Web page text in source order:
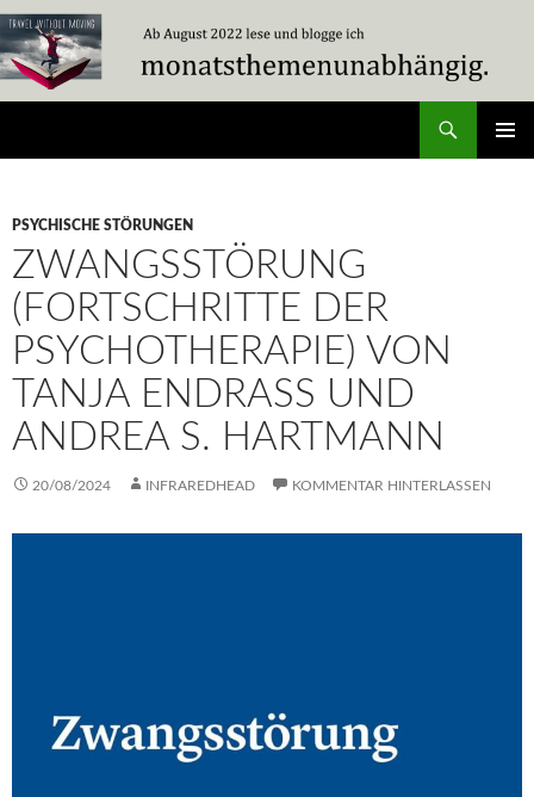
Zum
Inhalt
springen
PSYCHISCHE STÖRUNGEN
ZWANGSSTÖRUNG
(FORTSCHRITTE DER
PSYCHOTHERAPIE) VON
TANJA ENDRASS UND
ANDREA S. HARTMANN
20/08/2024 INFRAREDHEAD KOMMENTAR HINTERLASSEN